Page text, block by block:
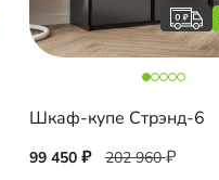
Шкаф-купе Стрэнд-6
99 450 202 960